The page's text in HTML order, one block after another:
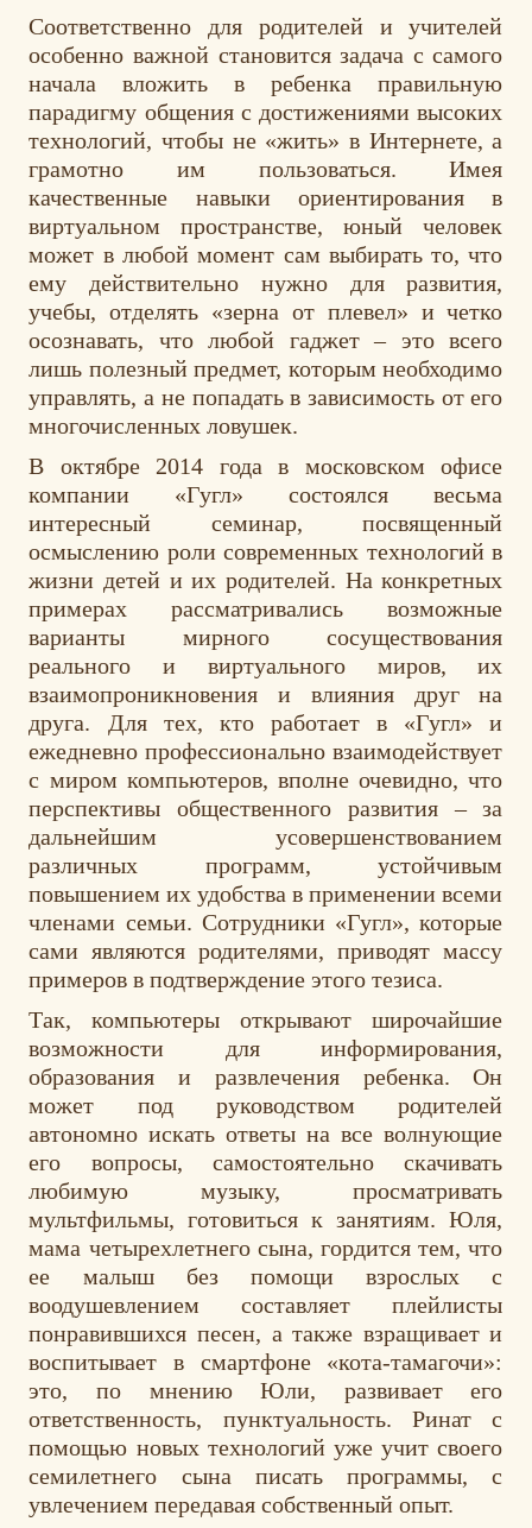
Соответственно для родителей и учителей
особенно важной становится задача с самого
начала вложить в ребенка правильную
парадигму общения с достижениями высоких
технологий, чтобы не «жить» в Интернете, а
грамотно им пользоваться. Имея
качественные навыки ориентирования в
виртуальном пространстве, юный человек
может в любой момент сам выбирать то, что
ему действительно нужно для развития,
учебы, отделять «зерна от плевел» и четко
осознавать, что любой гаджет – это всего
лишь полезный предмет, которым необходимо
управлять, а не попадать в зависимость от его
многочисленных ловушек.
В октябре 2014 года в московском офисе
компании «Гугл» состоялся весьма
интересный семинар, посвященный
осмыслению роли современных технологий в
жизни детей и их родителей. На конкретных
примерах рассматривались возможные
варианты мирного сосуществования
реального и виртуального миров, их
взаимопроникновения и влияния друг на
друга. Для тех, кто работает в «Гугл» и
ежедневно профессионально взаимодействует
с миром компьютеров, вполне очевидно, что
перспективы общественного развития – за
дальнейшим усовершенствованием
различных программ, устойчивым
повышением их удобства в применении всеми
членами семьи. Сотрудники «Гугл», которые
сами являются родителями, приводят массу
примеров в подтверждение этого тезиса.
Так, компьютеры открывают широчайшие
возможности для информирования,
образования и развлечения ребенка. Он
может под руководством родителей
автономно искать ответы на все волнующие
его вопросы, самостоятельно скачивать
любимую музыку, просматривать
мультфильмы, готовиться к занятиям. Юля,
мама четырехлетнего сына, гордится тем, что
ее малыш без помощи взрослых с
воодушевлением составляет плейлисты
понравившихся песен, а также взращивает и
воспитывает в смартфоне «кота-тамагочи»:
это, по мнению Юли, развивает его
ответственность, пунктуальность. Ринат с
помощью новых технологий уже учит своего
семилетнего сына писать программы, с
увлечением передавая собственный опыт.